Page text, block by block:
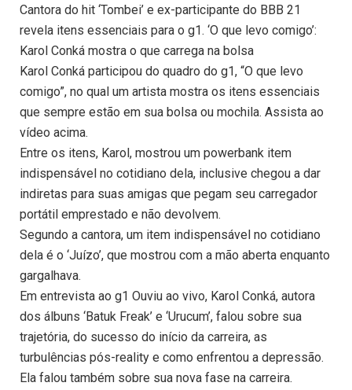
Cantora do hit ‘Tombei’ e ex-participante do BBB 21
revela itens essenciais para o g1. ‘O que levo comigo’:
Karol Conká mostra o que carrega na bolsa
Karol Conká participou do quadro do g1, “O que levo
comigo”, no qual um artista mostra os itens essenciais
que sempre estão em sua bolsa ou mochila. Assista ao
vídeo acima.
Entre os itens, Karol, mostrou um powerbank item
indispensável no cotidiano dela, inclusive chegou a dar
indiretas para suas amigas que pegam seu carregador
portátil emprestado e não devolvem.
Segundo a cantora, um item indispensável no cotidiano
dela é o ‘Juízo’, que mostrou com a mão aberta enquanto
gargalhava.
Em entrevista ao g1 Ouviu ao vivo, Karol Conká, autora
dos álbuns ‘Batuk Freak’ e ‘Urucum’, falou sobre sua
trajetória, do sucesso do início da carreira, as
turbulências pós-reality e como enfrentou a depressão.
Ela falou também sobre sua nova fase na carreira.